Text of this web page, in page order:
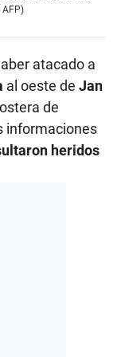
AFP)
atacado a
al oeste de Jan
de
informaciones
heridos